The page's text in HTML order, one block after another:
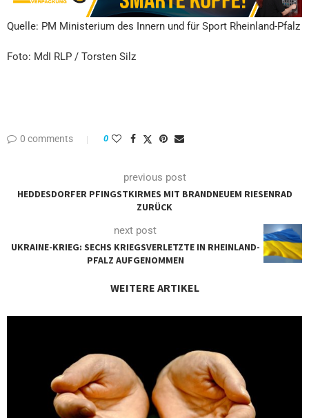
Quelle: PM Ministerium des Innern und für Sport Rheinland-Pfalz
Foto: MdI RLP / Torsten Silz
0 comments 0
previous post
HEDDESDORFER PFINGSTKIRMES MIT BRANDNEUEM RIESENRAD
ZURÜCK
next post
UKRAINE-KRIEG: SECHS KRIEGSVERLETZTE IN RHEINLAND-
PFALZ AUFGENOMMEN
WEITERE ARTIKEL